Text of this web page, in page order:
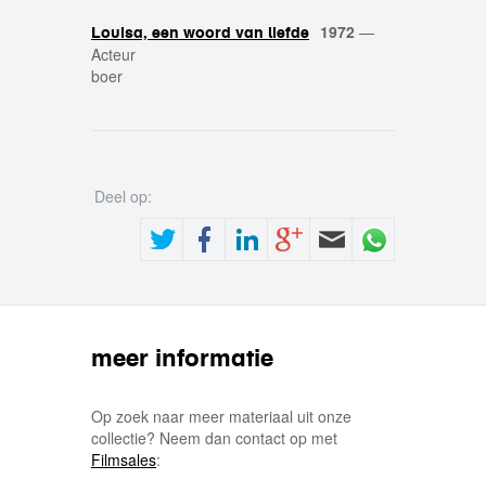
Louisa, een woord van liefde 1972 —
Acteur
boer
Deel op:
meer informatie
Op zoek naar meer materiaal uit onze
collectie? Neem dan contact op met
Filmsales: